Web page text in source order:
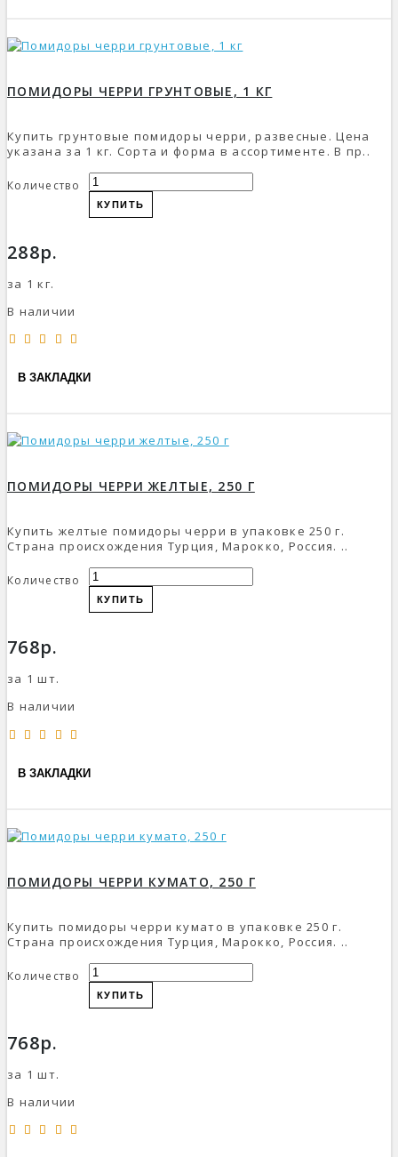
ПОМИДОРЫ ЧЕРРИ ГРУНТОВЫЕ, 1 КГ
Купить грунтовые помидоры черри, развесные. Цена
указана за 1 кг. Сорта и форма в ассортименте. В пр..
Количество
КУПИТЬ
288р.
за 1 кг.
В наличии
В ЗАКЛАДКИ
ПОМИДОРЫ ЧЕРРИ ЖЕЛТЫЕ, 250 Г
Купить желтые помидоры черри в упаковке 250 г.
Страна происхождения Турция, Марокко, Россия. ..
Количество
КУПИТЬ
768р.
за 1 шт.
В наличии
В ЗАКЛАДКИ
ПОМИДОРЫ ЧЕРРИ КУМАТО, 250 Г
Купить помидоры черри кумато в упаковке 250 г.
Страна происхождения Турция, Марокко, Россия. ..
Количество
КУПИТЬ
768р.
за 1 шт.
В наличии